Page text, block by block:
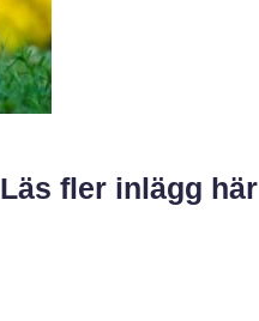
Läs fler inlägg här